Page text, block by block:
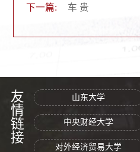
下一篇: 车 贵
友情链接 山东大学
中央财经大学
对外经济贸易大学